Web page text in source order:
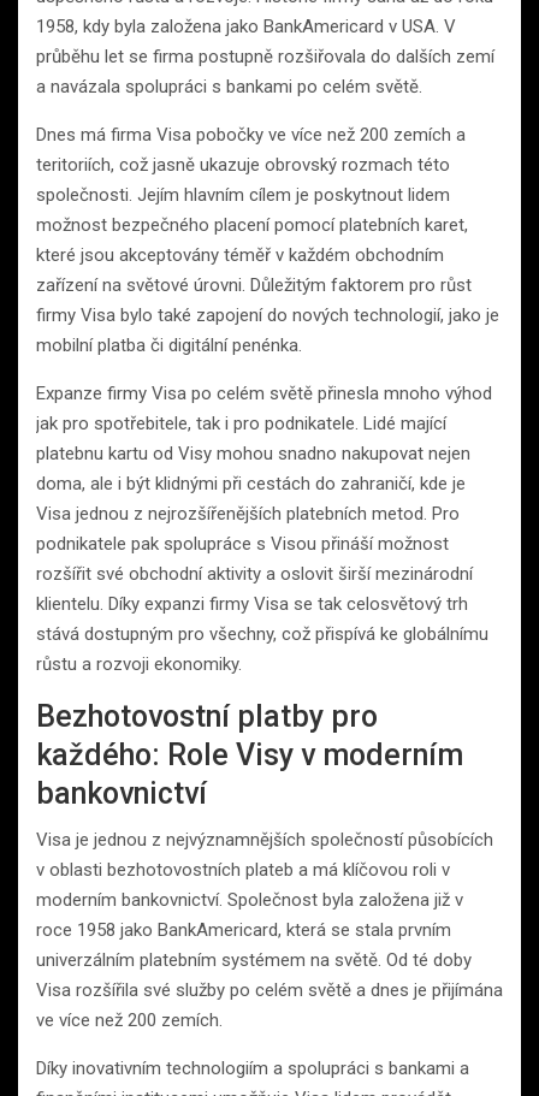
1958, kdy byla založena jako BankAmericard v USA. V
průběhu let se firma postupně rozšiřovala do dalších zemí
a navázala spolupráci s bankami po celém světě.
Dnes má firma Visa pobočky ve více než 200 zemích a
teritoriích, což jasně ukazuje obrovský rozmach této
společnosti. Jejím hlavním cílem je poskytnout lidem
možnost bezpečného placení pomocí platebních karet,
které jsou akceptovány téměř v každém obchodním
zařízení na světové úrovni. Důležitým faktorem pro růst
firmy Visa bylo také zapojení do nových technologií, jako je
mobilní platba či digitální penénka.
Expanze firmy Visa po celém světě přinesla mnoho výhod
jak pro spotřebitele, tak i pro podnikatele. Lidé mající
platebnu kartu od Visy mohou snadno nakupovat nejen
doma, ale i být klidnými při cestách do zahraničí, kde je
Visa jednou z nejrozšířenějších platebních metod. Pro
podnikatele pak spolupráce s Visou přináší možnost
rozšířit své obchodní aktivity a oslovit širší mezinárodní
klientelu. Díky expanzi firmy Visa se tak celosvětový trh
stává dostupným pro všechny, což přispívá ke globálnímu
růstu a rozvoji ekonomiky.
Bezhotovostní platby pro
každého: Role Visy v moderním
bankovnictví
Visa je jednou z nejvýznamnějších společností působících
v oblasti bezhotovostních plateb a má klíčovou roli v
moderním bankovnictví. Společnost byla založena již v
roce 1958 jako BankAmericard, která se stala prvním
univerzálním platebním systémem na světě. Od té doby
Visa rozšířila své služby po celém světě a dnes je přijímána
ve více než 200 zemích.
Díky inovativním technologiím a spolupráci s bankami a